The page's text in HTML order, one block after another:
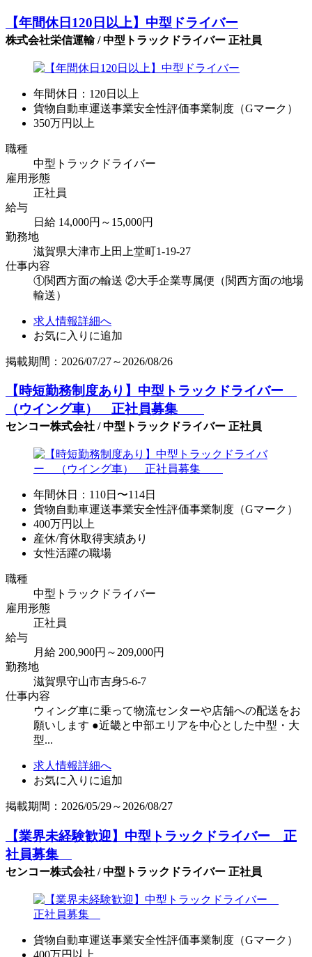
【年間休日120日以上】中型ドライバー
株式会社栄信運輸 / 中型トラックドライバー 正社員
年間休日：120日以上
貨物自動車運送事業安全性評価事業制度（Gマーク）
350万円以上
職種
中型トラックドライバー
雇用形態
正社員
給与
日給 14,000円～15,000円
勤務地
滋賀県大津市上田上堂町1-19-27
仕事内容
①関西方面の輸送 ②大手企業専属便（関西方面の地場
輸送）
求人情報詳細へ
お気に入りに追加
掲載期間：2026/07/27～2026/08/26
【時短勤務制度あり】中型トラックドライバー
（ウイング車） 正社員募集
センコー株式会社 / 中型トラックドライバー 正社員
年間休日：110日〜114日
貨物自動車運送事業安全性評価事業制度（Gマーク）
400万円以上
産休/育休取得実績あり
女性活躍の職場
職種
中型トラックドライバー
雇用形態
正社員
給与
月給 200,900円～209,000円
勤務地
滋賀県守山市吉身5-6-7
仕事内容
ウィング車に乗って物流センターや店舗への配送をお
願いします ●近畿と中部エリアを中心とした中型・大
型...
求人情報詳細へ
お気に入りに追加
掲載期間：2026/05/29～2026/08/27
【業界未経験歓迎】中型トラックドライバー 正
社員募集
センコー株式会社 / 中型トラックドライバー 正社員
貨物自動車運送事業安全性評価事業制度（Gマーク）
400万円以上